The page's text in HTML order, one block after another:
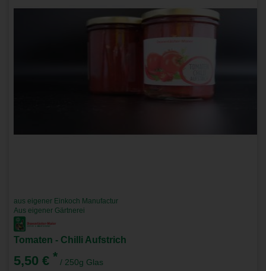
aus eigener Einkoch Manufactur
Aus eigener Gärtnerei
Tomaten - Chilli Aufstrich
5,50 € * / 250g Glas